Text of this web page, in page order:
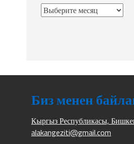
Биз менен
Кыргыз Республикасы,
alakangeziti@gmail.com